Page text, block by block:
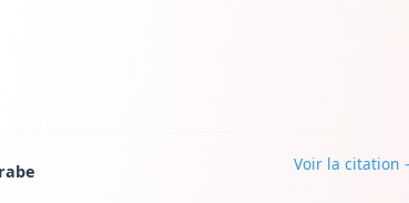
Voir la citation